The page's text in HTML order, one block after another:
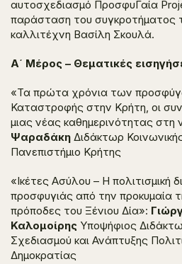
αυτοσχεδιασμό ΠροσφυΓαία
παράσταση του συγκροτήματος
καλλιτέχνη Βασίλη Σκουλά.
Α΄ Μέρος – Θεματικές
«Τα πρώτα χρόνια των
Καταστροφής στην Κρήτη, οι
μιας νέας καθημερινότητας στη
Ψαραδάκη Διδάκτωρ
Πανεπιστήμιο Κρήτης
«Ικέτες Ασύλου – Η πολιτισμική
προσφυγιάς από την προκυμαία
πρόποδες του Ξένιου Δία»:
Καλομοίρης Υποψήφιος
Σχεδιασμού και Ανάπτυξης
Δημοκρατίας